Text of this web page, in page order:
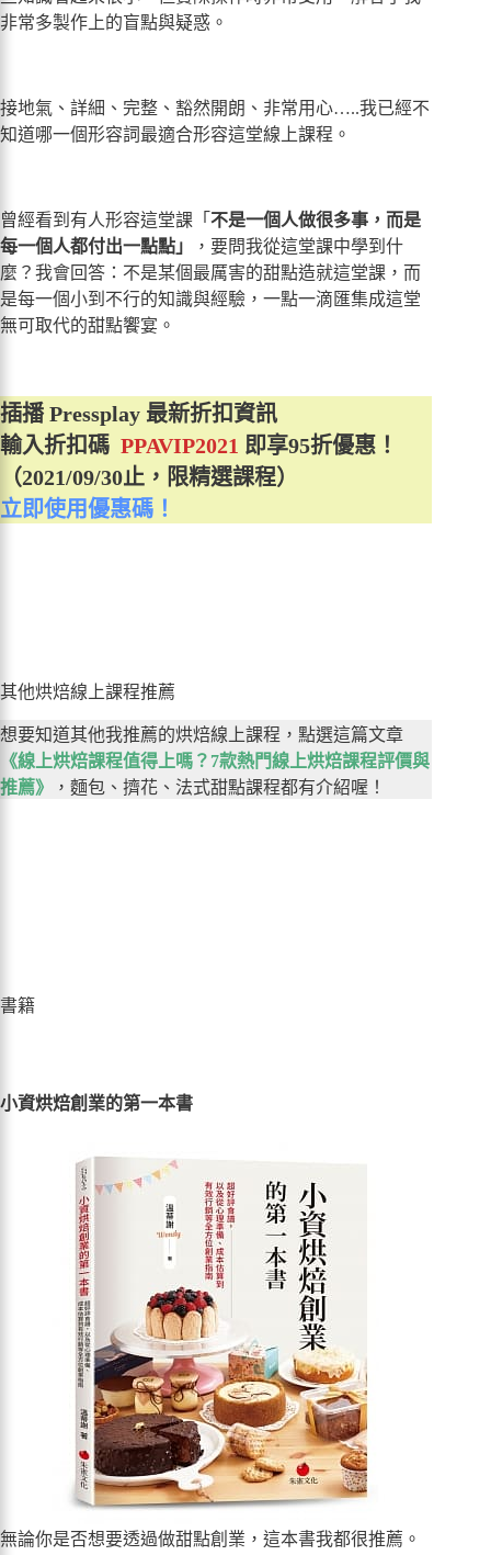
非常多製作上的盲點與疑惑。
接地氣、詳細、完整、豁然開朗、非常用心…..我已經不
知道哪一個形容詞最適合形容這堂線上課程。
曾經看到有人形容這堂課「 不是一個人做很多事，而是
每一個人都付出一點點」
，要問我從這堂課中學到什
麼？我會回答：不是某個最厲害的甜點造就這堂課，而
是每一個小到不行的知識與經驗，一點一滴匯集成這堂
無可取代的甜點饗宴。
插播 Pressplay 最新折扣資訊
輸入折扣碼 PPAVIP2021 即享95折優惠！
（2021/09/30止，限精選課程）
立即使用優惠碼！
其他烘焙線上課程推薦
想要知道其他我推薦的烘焙線上課程，點選這篇文章
《線上烘焙課程值得上嗎？7款熱門線上烘焙課程評價與
推薦》
，麵包、擠花、法式甜點課程都有介紹喔！
書籍
小資烘焙創業的第一本書
無論你是否想要透過做甜點創業，這本書我都很推薦。